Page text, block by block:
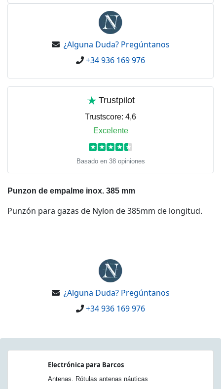
¿Alguna Duda? Pregúntanos
+34 936 169 976
Trustpilot
Trustscore: 4,6
Excelente
★ ★ ★ ★ ★
Basado en 38 opiniones
Punzon de empalme inox. 385 mm
Punzón para gazas de Nylon de 385mm de longitud.
¿Alguna Duda? Pregúntanos
+34 936 169 976
Electrónica para Barcos
Antenas. Rótulas antenas náuticas